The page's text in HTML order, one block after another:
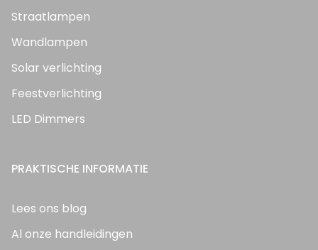
Straatlampen
Wandlampen
Solar verlichting
Feestverlichting
LED Dimmers
PRAKTISCHE INFORMATIE
Lees ons blog
Al onze handleidingen